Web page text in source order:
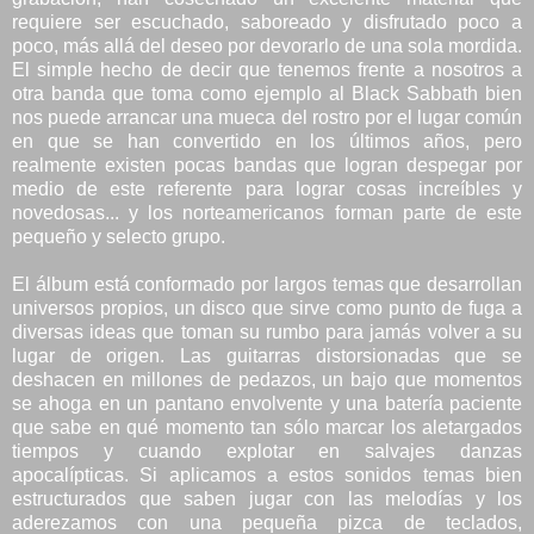
requiere ser escuchado, saboreado y disfrutado poco a
poco, más allá del deseo por devorarlo de una sola mordida.
El simple hecho de decir que tenemos frente a nosotros a
otra banda que toma como ejemplo al Black Sabbath bien
nos puede arrancar una mueca del rostro por el lugar común
en que se han convertido en los últimos años, pero
realmente existen pocas bandas que logran despegar por
medio de este referente para lograr cosas increíbles y
novedosas... y los norteamericanos forman parte de este
pequeño y selecto grupo.
El álbum está conformado por largos temas que desarrollan
universos propios, un disco que sirve como punto de fuga a
diversas ideas que toman su rumbo para jamás volver a su
lugar de origen. Las guitarras distorsionadas que se
deshacen en millones de pedazos, un bajo que momentos
se ahoga en un pantano envolvente y una batería paciente
que sabe en qué momento tan sólo marcar los aletargados
tiempos y cuando explotar en salvajes danzas
apocalípticas. Si aplicamos a estos sonidos temas bien
estructurados que saben jugar con las melodías y los
aderezamos con una pequeña pizca de teclados,